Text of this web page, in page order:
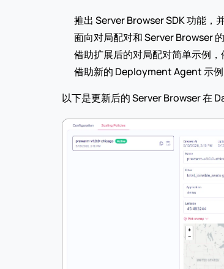
推出 Server Browser SDK 功能，
面向对局配对和 Server Browser
借助扩展后的对局配对简单示例，
借助新的 Deployment Agent 示
以下是更新后的 Server Browser 在